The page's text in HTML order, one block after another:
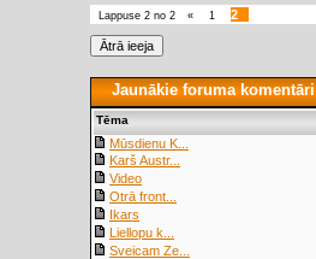
Lappuse 2 no 2 « 1 2
Jaunākie foruma komentāri
Tēma
Mūsdienu K...
Karš Austr...
Video
Otrā front...
Ikars
Liellopu k...
Sveicam Ze...